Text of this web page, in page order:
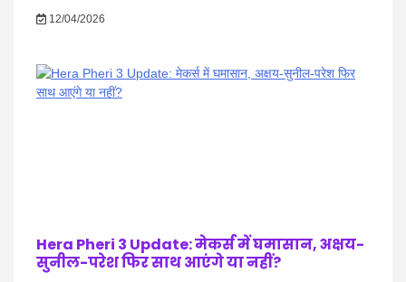
12/04/2026
Hera Pheri 3 Update: मेकर्स में घमासान, अक्षय-
सुनील-परेश फिर साथ आएंगे या नहीं?